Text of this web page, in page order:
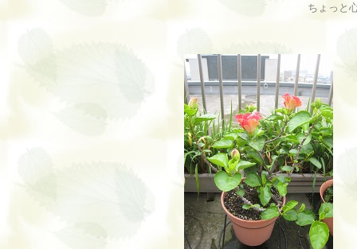
ちょっと